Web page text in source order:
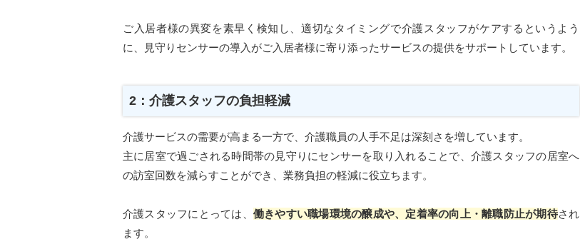
ご入居者様の異変を素早く検知し、適切なタイミングで介護スタッフがケアするというよう
に、見守りセンサーの導入がご入居者様に寄り添ったサービスの提供をサポートしています。
2：介護スタッフの負担軽減
介護サービスの需要が高まる一方で、介護職員の人手不足は深刻さを増しています。
主に居室で過ごされる時間帯の見守りにセンサーを取り入れることで、介護スタッフの居室へ
の訪室回数を減らすことができ、業務負担の軽減に役立ちます。
介護スタッフにとっては、 働きやすい職場環境の醸成や、定着率の向上・離職防止が期待され
ます。